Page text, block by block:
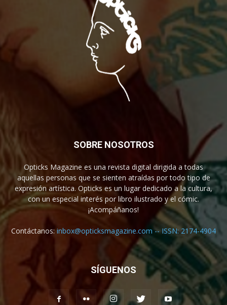
SOBRE NOSOTROS
Opticks Magazine es una revista digital dirigida a todas
aquellas personas que se sienten atraídas por todo tipo de
expresión artística. Opticks es un lugar dedicado a la cultura,
con un especial interés por libro ilustrado y el cómic.
¡Acompáñanos!
Contáctanos:inbox@opticksmagazine.com -- ISSN: 2174-4904
SÍGUENOS